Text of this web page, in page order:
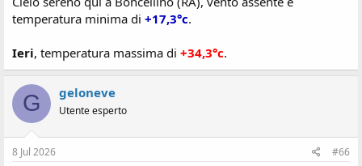
temperatura minima di +17,3°c.
Ieri, temperatura massima di +34,3°c.
G geloneve
Utente esperto
8 Jul 2026 #66